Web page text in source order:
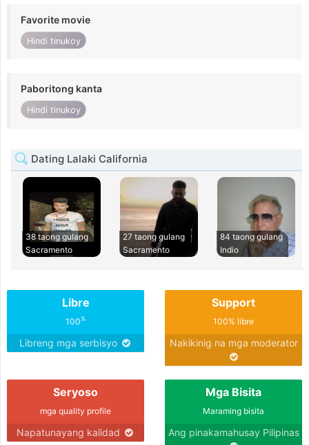
Favorite movie
Hindi tinukoy
Paboritong kanta
Hindi tinukoy
Dating Lalaki California
38 taong gulang
Sacramento
27 taong gulang
Sacramento
84 taong gulang
Indio
Libre
100%
Libreng mga serbisyo
Support
100% libre
Nakikinig na mga moderator
Seryoso
mga quality profile
Napatunayang kalidad
Mga Bisita
Maraming bisita
Ang pinakamahusay Pilipinas